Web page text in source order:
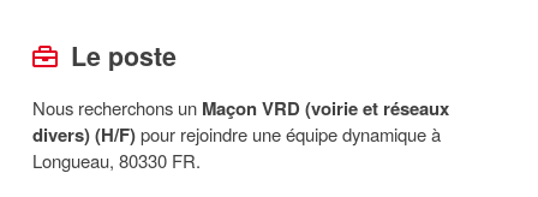
Le poste
Nous recherchons un Maçon VRD (voirie et réseaux
divers) (H/F)pour rejoindre une équipe dynamique à
Longueau, 80330 FR.